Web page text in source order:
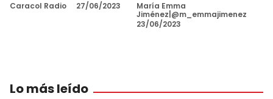
Caracol Radio 27/06/2023
María Emma
Jiménez|@m_emmajimenez
23/06/2023
Lo más leído